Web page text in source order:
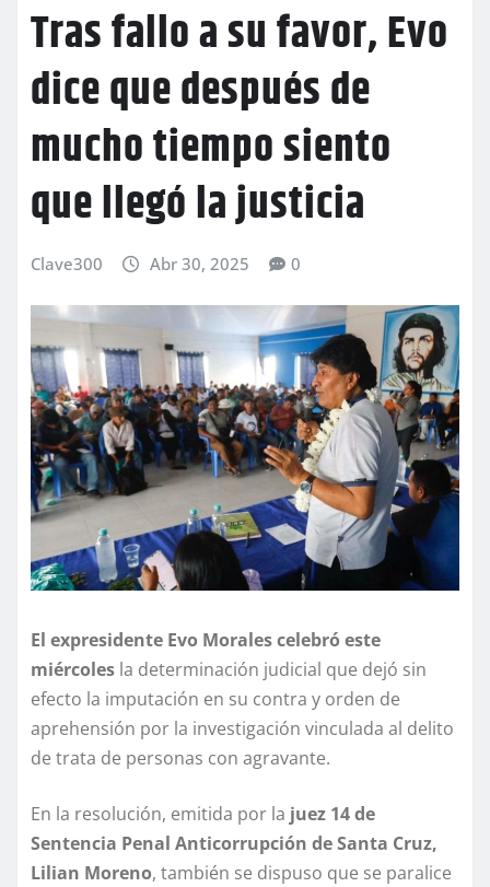
Tras fallo a su favor, Evo
dice que después de
mucho tiempo siento
que llegó la justicia
Clave300 Abr 30, 2025 0
El expresidente Evo Morales celebró este
miércoles la determinación judicial que dejó sin
efecto la imputación en su contra y orden de
aprehensión por la investigación vinculada al delito
de trata de personas con agravante.
En la resolución, emitida por la juez 14 de
Sentencia Penal Anticorrupción de Santa Cruz,
Lilian Moreno, también se dispuso que se paralice